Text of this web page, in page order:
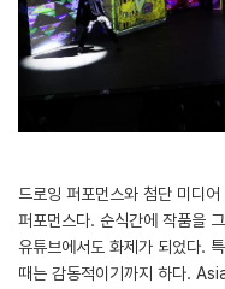
드로잉 퍼포먼스와 첨단 미디
퍼포먼스다. 순식간에 작품을
유튜브에서도 화제가 되었다.
때는 감동적이기까지 하다.